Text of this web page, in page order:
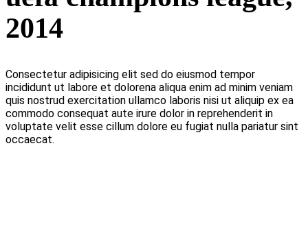
2014
Consectetur adipisicing elit sed do eiusmod tempor
incididunt ut labore et dolorena aliqua enim ad minim veniam
quis nostrud exercitation ullamco laboris nisi ut aliquip ex ea
commodo consequat aute irure dolor in reprehenderit in
voluptate velit esse cillum dolore eu fugiat nulla pariatur sint
occaecat.